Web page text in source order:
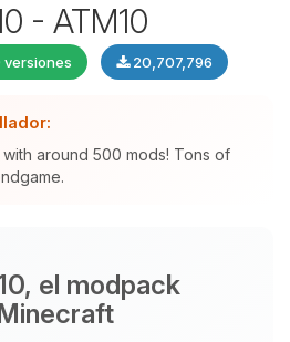
- ATM10
versiones 20,707,796
around 500 mods! Tons of
el modpack
Choupy, tu pequeno
BoxToPlay. Cuentame